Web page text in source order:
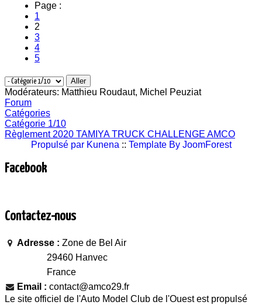
Page :
1
2
3
4
5
Modérateurs: Matthieu Roudaut, Michel Peuziat
Forum
Catégories
Catégorie 1/10
Règlement 2020 TAMIYA TRUCK CHALLENGE AMCO
Propulsé par Kunena :: Template By JoomForest
Facebook
Contactez-nous
Adresse : Zone de Bel Air
29460 Hanvec
France
Email : contact@amco29.fr
Le site officiel de l'Auto Model Club de l'Ouest est propulsé